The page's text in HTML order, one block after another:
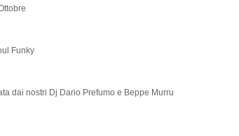
Funky
dai nostri Dj Dario Prefumo e Beppe Murru